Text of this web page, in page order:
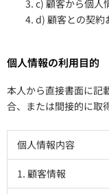
c) 顧客から個人
d) 顧客との契約
個人情報の利用目的
本人から直接書面に記
合、または間接的に取
個人情報内容
1. 顧客情報